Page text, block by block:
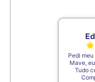
Pedi
Mave,
Tudo